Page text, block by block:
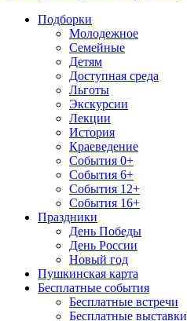
Подборки
Молодежное
Семейные
Детям
Доступная среда
Льготы
Экскурсии
Лекции
История
Краеведение
События 0+
События 6+
События 12+
События 16+
Праздники
День Победы
День России
Новый год
Пушкинская карта
Бесплатные события
Бесплатные встречи
Бесплатные выставки